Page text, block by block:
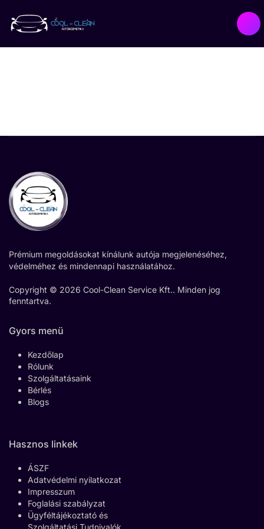
Prémium megoldásokat kínálunk autója megjelenéséhez,
védelméhez és mindennapi használatához.
Copyright © 2026 Cool-Clean Service Kft.. Minden jog
fenntartva.
Gyors menü
Kezdőlap
Rólunk
Szolgáltatásaink
Bérlés
Blogs
Hasznos linkek
ÁSZF
Adatvédelmi nyilatkozat
Impresszum
Foglalási szabályzat
Ügyféltájékoztató és
Szolgáltatási Tudnivalók